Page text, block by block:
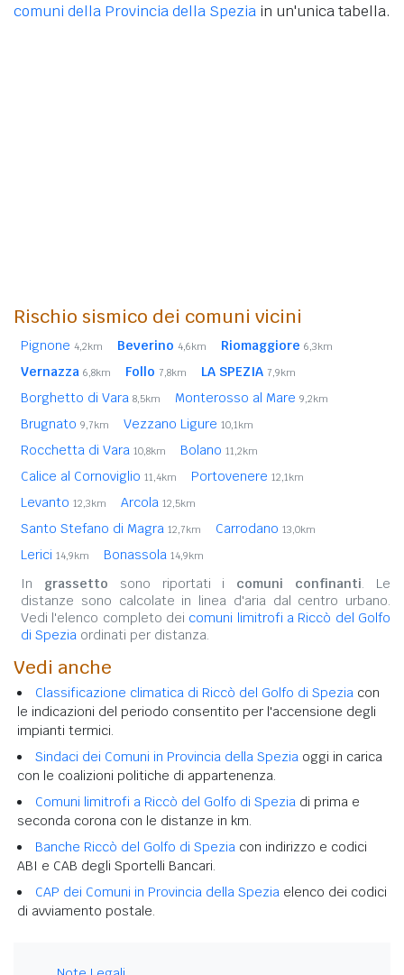
comuni della Provincia della Spezia in un'unica tabella.
Rischio sismico dei comuni vicini
Pignone 4,2km Beverino 4,6km Riomaggiore 6,3km
Vernazza 6,8km Follo 7,8km LA SPEZIA 7,9km
Borghetto di Vara 8,5km Monterosso al Mare 9,2km
Brugnato 9,7km Vezzano Ligure 10,1km
Rocchetta di Vara 10,8km Bolano 11,2km
Calice al Cornoviglio 11,4km Portovenere 12,1km
Levanto 12,3km Arcola 12,5km
Santo Stefano di Magra 12,7km Carrodano 13,0km
Lerici 14,9km Bonassola 14,9km
In grassetto sono riportati i comuni confinanti. Le
distanze sono calcolate in linea d'aria dal centro urbano.
Vedi l'elenco completo dei comuni limitrofi a Riccò del Golfo
di Spezia ordinati per distanza.
Vedi anche
Classificazione climatica di Riccò del Golfo di Spezia con
le indicazioni del periodo consentito per l'accensione degli
impianti termici.
Sindaci dei Comuni in Provincia della Spezia oggi in carica
con le coalizioni politiche di appartenenza.
Comuni limitrofi a Riccò del Golfo di Spezia di prima e
seconda corona con le distanze in km.
Banche Riccò del Golfo di Spezia con indirizzo e codici
ABI e CAB degli Sportelli Bancari.
CAP dei Comuni in Provincia della Spezia elenco dei codici
di avviamento postale.